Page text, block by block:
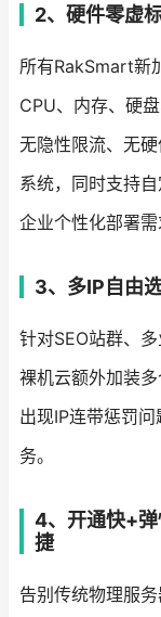
2、硬件零虚
所有RakSmart新
CPU、内存、硬
无隐性限流、无
系统，同时支持
企业个性化部署需
3、多IP自由
针对SEO站群、
裸机云额外加装
出现IP连带惩罚
务。
4、开通快+
捷
告别传统物理服